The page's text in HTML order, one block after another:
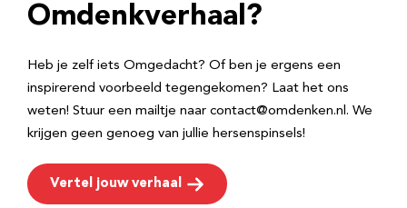
e
Omdenkverhaal?
Heb je zelf iets Omgedacht? Of ben je ergens een
inspirerend voorbeeld tegengekomen? Laat het ons
weten! Stuur een mailtje naar contact@omdenken.nl. We
krijgen geen genoeg van jullie hersenspinsels!
Vertel jouw verhaal